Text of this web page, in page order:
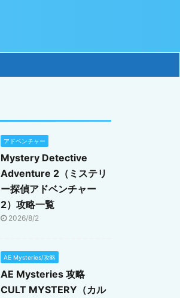
アドベンチャー
Mystery Detective
Adventure 2（ミステリ
ー探偵アドベンチャー
2）攻略一覧
2026/8/2
AE Mysteries/攻略
AE Mysteries 攻略
CULT MYSTERY（カル